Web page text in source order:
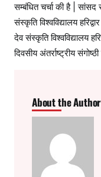
सम्बंधित चर्चा की है | सांसद
संस्कृति विश्वविद्यालय
देव संस्कृति विश्वविद्यालय
दिवसीय अंतर्राष्ट्रीय
About the Author